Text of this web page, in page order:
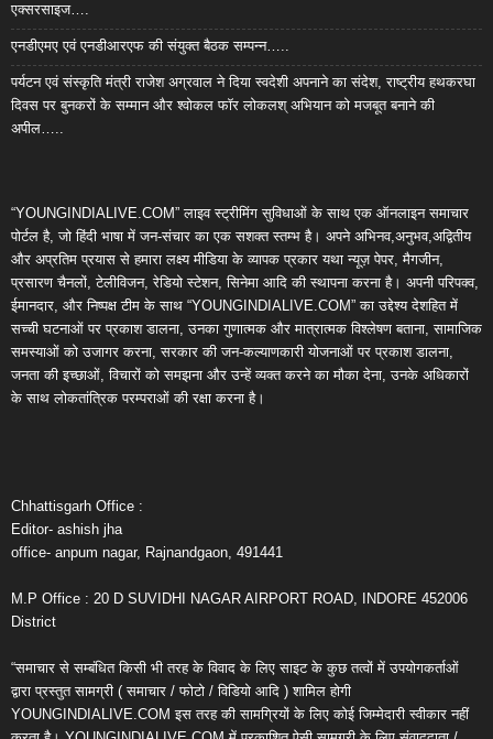
एक्सरसाइज….
एनडीएमए एवं एनडीआरएफ की संयुक्त बैठक सम्पन्न…..
पर्यटन एवं संस्कृति मंत्री राजेश अग्रवाल ने दिया स्वदेशी अपनाने का संदेश, राष्ट्रीय हथकरघा
दिवस पर बुनकरों के सम्मान और श्वोकल फॉर लोकलश् अभियान को मजबूत बनाने की
अपील…..
“YOUNGINDIALIVE.COM” लाइव स्ट्रीमिंग सुविधाओं के साथ एक ऑनलाइन समाचार
पोर्टल है, जो हिंदी भाषा में जन-संचार का एक सशक्त स्तम्भ है। अपने अभिनव,अनुभव,अद्वितीय
और अप्रतिम प्रयास से हमारा लक्ष्य मीडिया के व्यापक प्रकार यथा न्यूज़ पेपर, मैगजीन,
प्रसारण चैनलों, टेलीविजन, रेडियो स्टेशन, सिनेमा आदि की स्थापना करना है। अपनी परिपक्व,
ईमानदार, और निष्पक्ष टीम के साथ “YOUNGINDIALIVE.COM” का उद्देश्य देशहित में
सच्ची घटनाओं पर प्रकाश डालना, उनका गुणात्मक और मात्रात्मक विश्लेषण बताना, सामाजिक
समस्याओं को उजागर करना, सरकार की जन-कल्याणकारी योजनाओं पर प्रकाश डालना,
जनता की इच्छाओं, विचारों को समझना और उन्हें व्यक्त करने का मौका देना, उनके अधिकारों
के साथ लोकतांत्रिक परम्पराओं की रक्षा करना है।
Chhattisgarh Office :
Editor- ashish jha
office- anpum nagar, Rajnandgaon, 491441
M.P Office : 20 D SUVIDHI NAGAR AIRPORT ROAD, INDORE 452006
District
“समाचार से सम्बंधित किसी भी तरह के विवाद के लिए साइट के कुछ तत्वों में उपयोगकर्ताओं
द्वारा प्रस्तुत सामग्री ( समाचार / फोटो / विडियो आदि ) शामिल होगी
YOUNGINDIALIVE.COM इस तरह की सामग्रियों के लिए कोई जिम्मेदारी स्वीकार नहीं